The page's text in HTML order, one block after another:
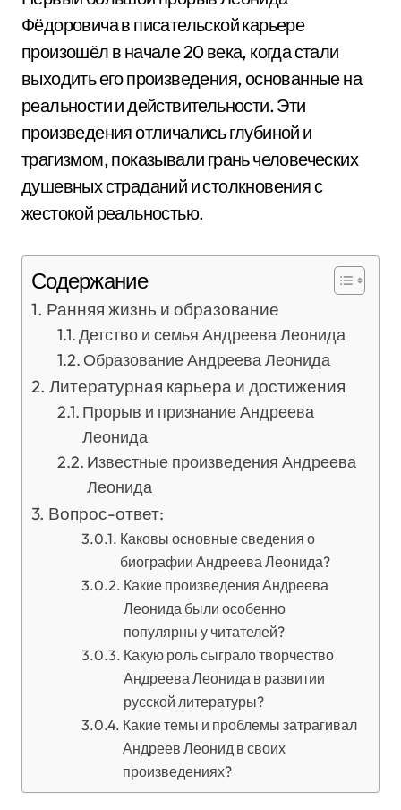
Фёдоровича в писательской карьере
произошёл в начале 20 века, когда стали
выходить его произведения, основанные на
реальности и действительности. Эти
произведения отличались глубиной и
трагизмом, показывали грань человеческих
душевных страданий и столкновения с
жестокой реальностью.
Содержание
Ранняя жизнь и образование
Детство и семья Андреева Леонида
Образование Андреева Леонида
Литературная карьера и достижения
Прорыв и признание Андреева
Леонида
Известные произведения Андреева
Леонида
Вопрос-ответ:
Каковы основные сведения о
биографии Андреева Леонида?
Какие произведения Андреева
Леонида были особенно
популярны у читателей?
Какую роль сыграло творчество
Андреева Леонида в развитии
русской литературы?
Какие темы и проблемы затрагивал
Андреев Леонид в своих
произведениях?